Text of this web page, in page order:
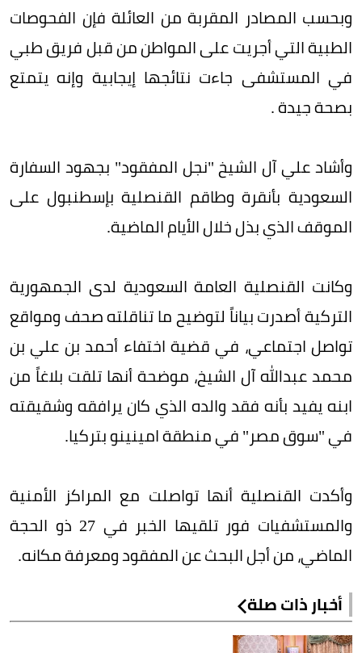
وبحسب المصادر المقربة من العائلة فإن الفحوصات
الطبية التي أجريت على المواطن من قبل فريق طبي
في المستشفى جاءت نتائجها إيجابية وإنه يتمتع
بصحة جيدة .
وأشاد علي آل الشيخ "نجل المفقود" بجهود السفارة
السعودية بأنقرة وطاقم القنصلية بإسطنبول على
الموقف الذي بذل خلال الأيام الماضية.
وكانت القنصلية العامة السعودية لدى الجمهورية
التركية أصدرت بياناً لتوضيح ما تناقلته صحف ومواقع
تواصل اجتماعي، في قضية اختفاء أحمد بن علي بن
محمد عبدالله آل الشيخ، موضحة أنها تلقت بلاغاً من
ابنه يفيد بأنه فقد والده الذي كان يرافقه وشقيقته
في "سوق مصر" في منطقة امينينو بتركيا.
وأكدت القنصلية أنها تواصلت مع المراكز الأمنية
والمستشفيات فور تلقيها الخبر في 27 ذو الحجة
الماضي، من أجل البحث عن المفقود ومعرفة مكانه.
أخبار ذات صلة